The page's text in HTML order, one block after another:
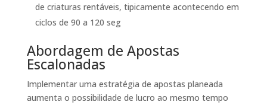
de criaturas rentáveis, tipicamente acontecendo em
ciclos de 90 a 120 seg
Abordagem de Apostas
Escalonadas
Implementar uma estratégia de apostas planeada
aumenta o possibilidade de lucro ao mesmo tempo